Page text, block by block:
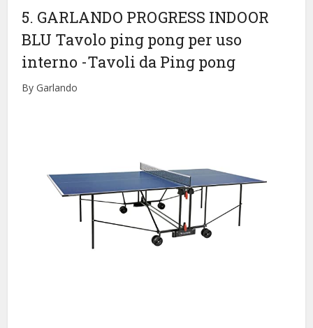
5. GARLANDO PROGRESS INDOOR
BLU Tavolo ping pong per uso
interno -Tavoli da Ping pong
By Garlando